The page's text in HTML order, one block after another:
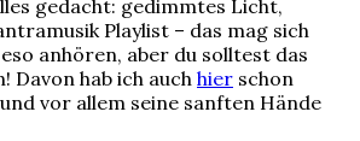
gedacht: gedimmtes Licht,
Playlist – das mag sich
anhören, aber du solltest das
Davon hab ich auch hier schon
vor allem seine sanften Hände